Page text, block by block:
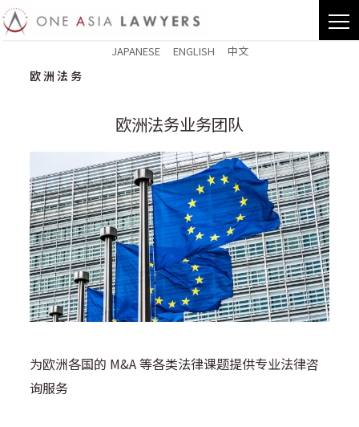
JAPANESE ENGLISH 中文
欧洲法务
欧洲法务业务团队
为欧洲各国的 M&A 等各类法律课题提供专业法律咨
询服务